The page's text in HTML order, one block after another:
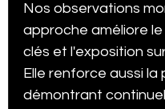
Nos observations
approche améliore
clés et l'exposition
Elle renforce aussi
démontrant